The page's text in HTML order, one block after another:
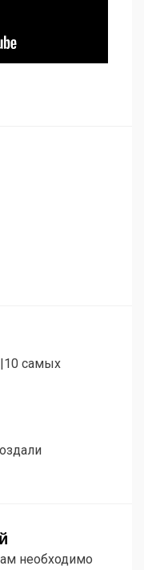
|10 самых
необходимо